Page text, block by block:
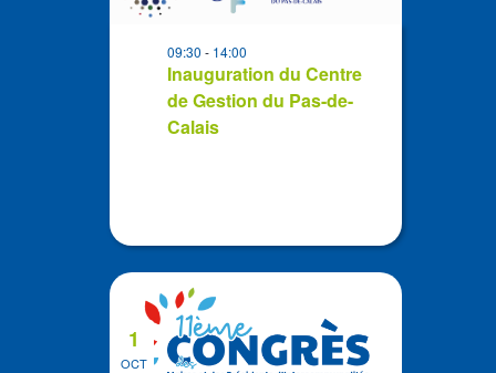
events
Inauguration du Centre
de Gestion du Pas-de-
Calais
09:30- 14:00
OCT
1